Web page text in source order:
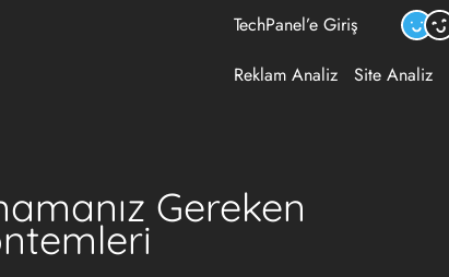
TechPanel’e Giriş
Reklam Analiz
Site Analiz
Gereken